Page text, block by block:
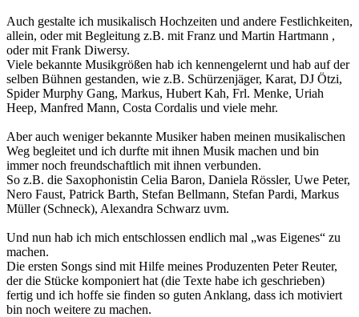
Auch gestalte ich musikalisch Hochzeiten und andere Festlichkeiten,
allein, oder mit Begleitung z.B. mit Franz und Martin Hartmann ,
oder mit Frank Diwersy.
Viele bekannte Musikgrößen hab ich kennengelernt und hab auf der
selben Bühnen gestanden, wie z.B. Schürzenjäger, Karat, DJ Ötzi,
Spider Murphy Gang, Markus, Hubert Kah, Frl. Menke, Uriah
Heep, Manfred Mann, Costa Cordalis und viele mehr.
Aber auch weniger bekannte Musiker haben meinen musikalischen
Weg begleitet und ich durfte mit ihnen Musik machen und bin
immer noch freundschaftlich mit ihnen verbunden.
So z.B. die Saxophonistin Celia Baron, Daniela Rössler, Uwe Peter,
Nero Faust, Patrick Barth, Stefan Bellmann, Stefan Pardi, Markus
Müller (Schneck), Alexandra Schwarz uvm.
Und nun hab ich mich entschlossen endlich mal „was Eigenes“ zu
machen.
Die ersten Songs sind mit Hilfe meines Produzenten Peter Reuter,
der die Stücke komponiert hat (die Texte habe ich geschrieben)
fertig und ich hoffe sie finden so guten Anklang, dass ich motiviert
bin noch weitere zu machen.